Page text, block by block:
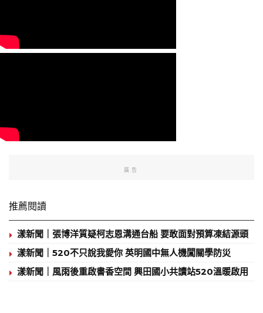
廣告
推薦閱讀
漾新聞｜張博洋質疑柯志恩溝通台船 要敢面對預算凍結源頭
漾新聞｜520不只說我愛你 英明國中無人機闖關學防災
漾新聞｜風雨後重啟書香空間 興田國小共讀站520溫暖啟用